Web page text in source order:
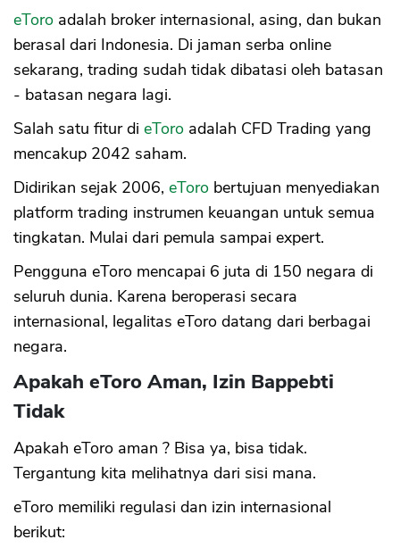
eToro adalah broker internasional, asing, dan bukan
berasal dari Indonesia. Di jaman serba online
sekarang, trading sudah tidak dibatasi oleh batasan
- batasan negara lagi.
Salah satu fitur di eToro adalah CFD Trading yang
mencakup 2042 saham.
Didirikan sejak 2006, eToro bertujuan menyediakan
platform trading instrumen keuangan untuk semua
tingkatan. Mulai dari pemula sampai expert.
Pengguna eToro mencapai 6 juta di 150 negara di
seluruh dunia. Karena beroperasi secara
internasional, legalitas eToro datang dari berbagai
negara.
Apakah eToro Aman, Izin Bappebti
Tidak
Apakah eToro aman ? Bisa ya, bisa tidak.
Tergantung kita melihatnya dari sisi mana.
eToro memiliki regulasi dan izin internasional
berikut: